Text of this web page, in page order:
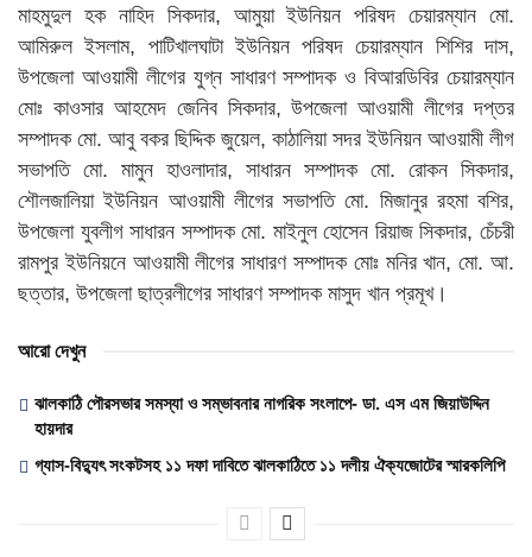
মাহমুদুল হক নাহিদ সিকদার, আমুয়া ইউনিয়ন পরিষদ চেয়ারম্যান মো.
আমিরুল ইসলাম, পাটিখালঘাটা ইউনিয়ন পরিষদ চেয়ারম্যান শিশির দাস,
উপজেলা আওয়ামী লীগের যুগ্ন সাধারণ সম্পাদক ও বিআরডিবির চেয়ারম্যান
মোঃ কাওসার আহমেদ জেনিব সিকদার, উপজেলা আওয়ামী লীগের দপ্তর
সম্পাদক মো. আবু বকর ছিদ্দিক জুয়েল, কাঠালিয়া সদর ইউনিয়ন আওয়ামী লীগ
সভাপতি মো. মামুন হাওলাদার, সাধারন সম্পাদক মো. রোকন সিকদার,
শৌলজালিয়া ইউনিয়ন আওয়ামী লীগের সভাপতি মো. মিজানুর রহমা বশির,
উপজেলা যুবলীগ সাধারন সম্পাদক মো. মাইনুল হোসেন রিয়াজ সিকদার, চেঁচরী
রামপুর ইউনিয়নে আওয়ামী লীগের সাধারণ সম্পাদক মোঃ মনির খান, মো. আ.
ছত্তার, উপজেলা ছাত্রলীগের সাধারণ সম্পাদক মাসুদ খান প্রমূখ।
আরো দেখুন
ঝালকাঠি পৌরসভার সমস্যা ও সম্ভাবনার নাগরিক সংলাপে- ডা. এস এম জিয়াউদ্দিন
হায়দার
গ্যাস-বিদ্যুৎ সংকটসহ ১১ দফা দাবিতে ঝালকাঠিতে ১১ দলীয় ঐক্যজোটের স্মারকলিপি